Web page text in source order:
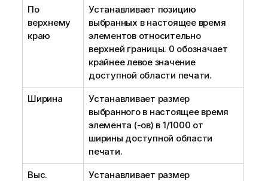
По
верхнему
краю
Устанавливает позицию
выбранных в настоящее время
элементов относительно
верхней границы. 0 обозначает
крайнее левое значение
доступной области печати.
Ширина
Устанавливает размер
выбранного в настоящее время
элемента (-ов) в 1/1000 от
ширины доступной области
печати.
Выс.
Устанавливает размер